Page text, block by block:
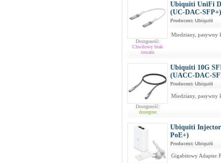
Dostępność:
Chwilowy brak
towaru
Ubiquiti UniFi
(UC-DAC-SFP+)
Producent: Ubiquiti
Miedziany, pasywny
Dostępność:
dostępne
Ubiquiti 10G
(UACC-DAC-
Producent: Ubiquiti
Miedziany, pasywny
Ubiquiti Injector
PoE+)
Producent: Ubiquiti
Gigabitowy Adapter